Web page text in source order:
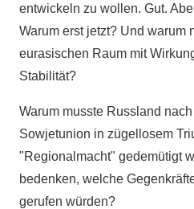
entwickeln zu wollen. Gut.
Warum erst jetzt? Und warum
eurasischen Raum mit
Stabilität?
Warum musste Russland
Sowjetunion in zügellosem
"Regionalmacht" gedemütigt
bedenken, welche
gerufen würden?